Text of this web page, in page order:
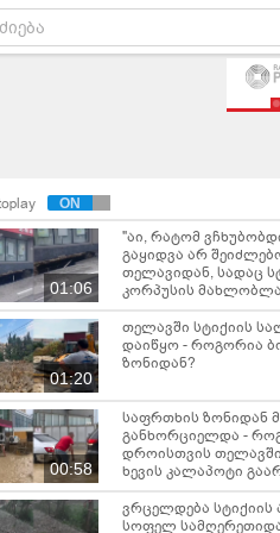
01:06
"აი, რატომ
გაყიდვა არ
თელავიდან, სადაც სტიქიის შედეგად
კორპუსის
01:20
თელავში სტიქიის
დაიწყო - როგორია
ზონიდან?
00:58
საფრთხის ზონიდან
განხორციელდა -
დროისთვის
ხევის კალაპოტი
დატბორა - კადრები
ვრცელდება სტიქიის ამსახველი კადრები
სოფელ